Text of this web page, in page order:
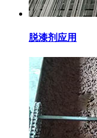
脱漆剂应用